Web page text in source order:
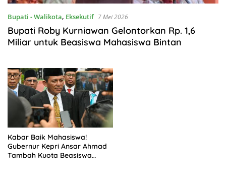
Bupati - Walikota, Eksekutif 7 Mei 2026
Bupati Roby Kurniawan Gelontorkan Rp. 1,6
Miliar untuk Beasiswa Mahasiswa Bintan
Kabar Baik Mahasiswa!
Gubernur Kepri Ansar Ahmad
Tambah Kuota Beasiswa